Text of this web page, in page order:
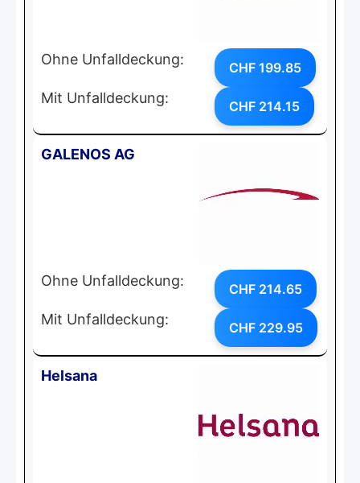
Ohne Unfalldeckung: CHF 199.85
Mit Unfalldeckung: CHF 214.15
GALENOS AG
Ohne Unfalldeckung: CHF 214.65
Mit Unfalldeckung: CHF 229.95
Helsana